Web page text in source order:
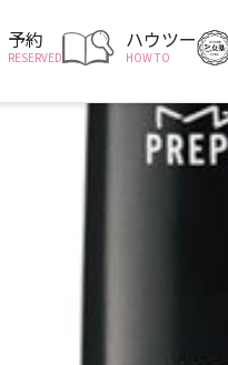
予約
RESERVED
ハウツー
HOW TO